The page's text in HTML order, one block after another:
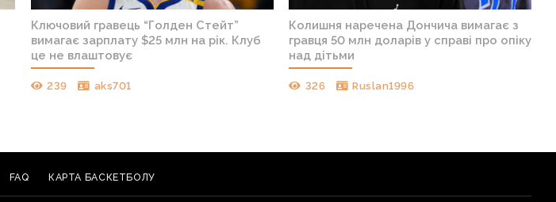
Ключовий гравець “Голден Стейт”
вимагає зарплату $25 млн на рік. Клуб
це не влаштовує
239 aks701
Колишня наречена Дончича вимагає з
гравця 50 млн доларів у справі про опіку
над дітьми
326 Ruslan1996
FAQ КАРТА БАСКЕТБОЛУ